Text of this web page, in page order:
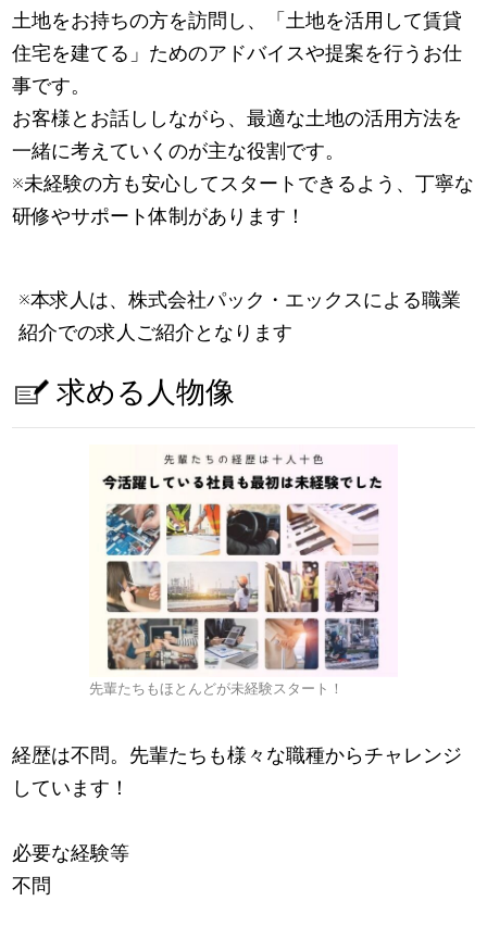
土地をお持ちの方を訪問し、「土地を活用して賃貸
住宅を建てる」ためのアドバイスや提案を行うお仕
事です。
お客様とお話ししながら、最適な土地の活用方法を
一緒に考えていくのが主な役割です。
※未経験の方も安心してスタートできるよう、丁寧な
研修やサポート体制があります！
※本求人は、株式会社パック・エックスによる職業
紹介での求人ご紹介となります
求める人物像
先輩たちもほとんどが未経験スタート！
経歴は不問。先輩たちも様々な職種からチャレンジ
しています！
必要な経験等
不問